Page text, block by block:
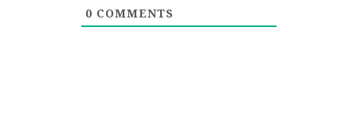
0 COMMENTS